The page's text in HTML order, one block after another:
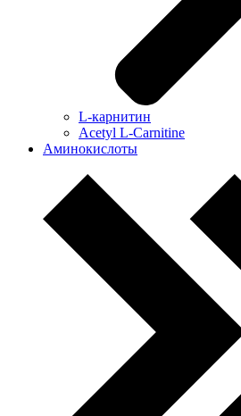
L-карнитин
Acetyl L-Carnitine
Аминокислоты